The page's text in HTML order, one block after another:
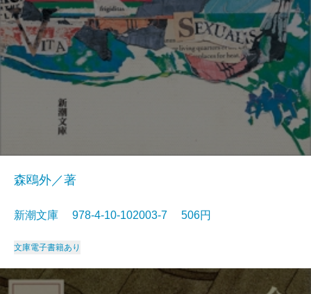
森鴎外／著
新潮文庫 978-4-10-102003-7 506円
文庫電子書籍あり